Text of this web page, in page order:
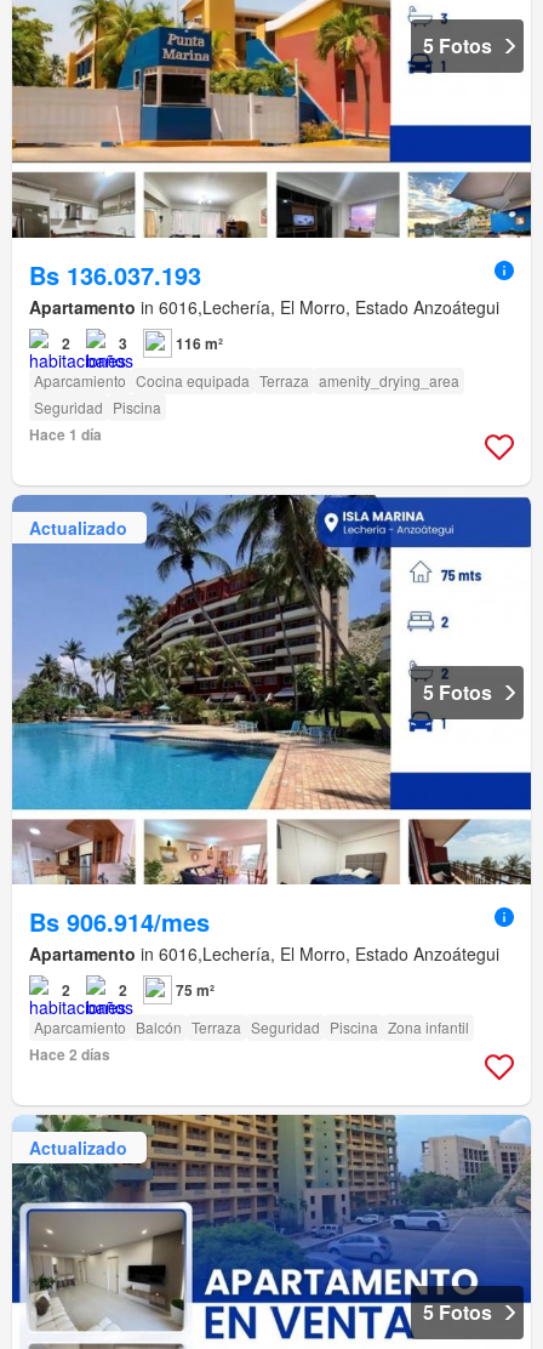
5 Fotos
Bs 136.037.193
Apartamento in 6016,Lechería, El Morro, Estado Anzoátegui
2 3 116 m²
Aparcamiento Cocina equipada Terraza amenity_drying_area
Seguridad Piscina
Hace 1 día
Actualizado
5 Fotos
Bs 906.914/mes
Apartamento in 6016,Lechería, El Morro, Estado Anzoátegui
2 2 75 m²
Aparcamiento Balcón Terraza Seguridad Piscina Zona infantil
Hace 2 días
Actualizado
5 Fotos